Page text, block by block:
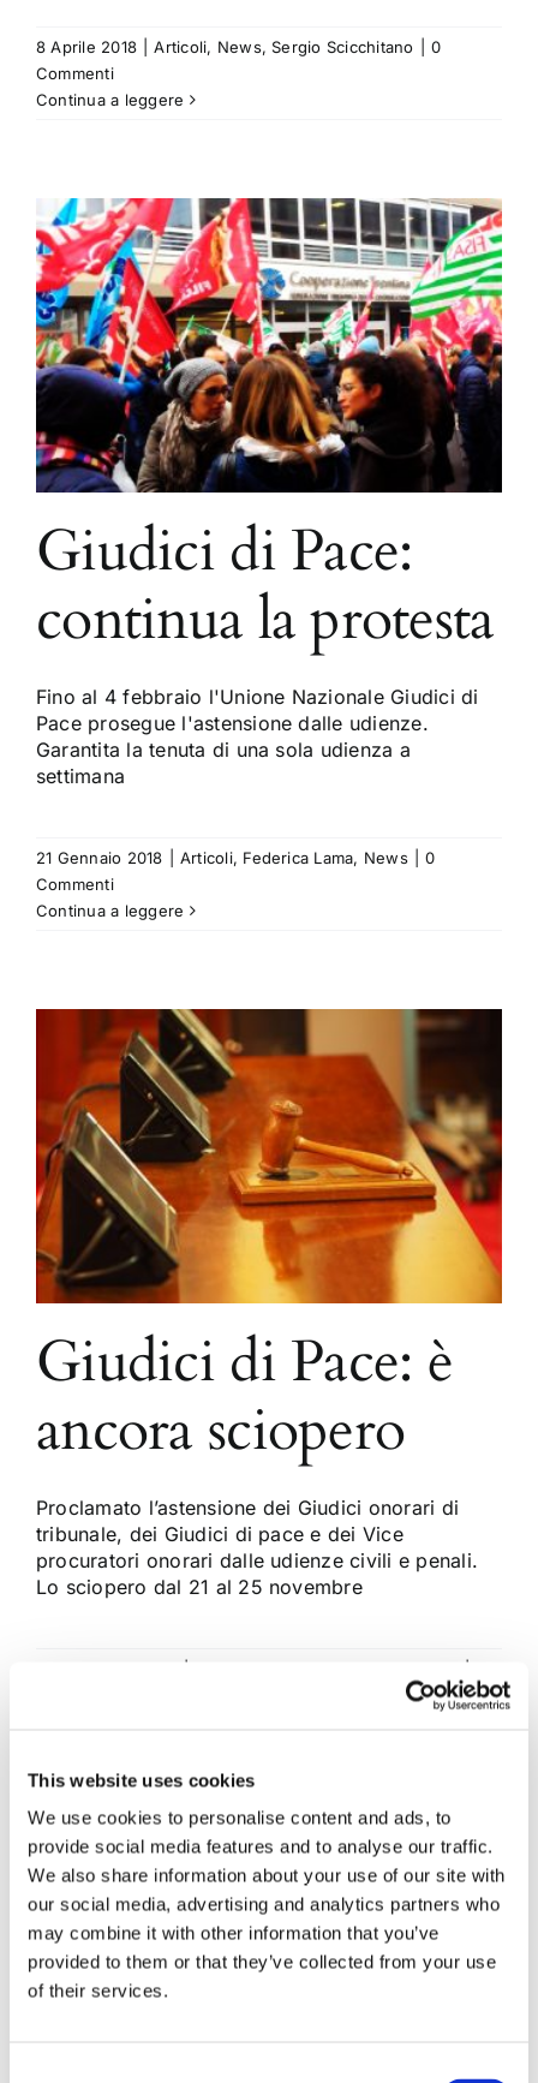
This website uses cookies
We use cookies to personalise content and ads, to
provide social media features and to analyse our traffic.
We also share information about your use of our site with
our social media, advertising and analytics partners who
may combine it with other information that you’ve
provided to them or that they’ve collected from your use
of their services.
8 Aprile 2018 Articoli, News,Sergio Scicchitano
0
Commenti
Continua a leggere
Giudici di Pace:
continua la protesta
Fino al 4 febbraio l'Unione Nazionale Giudici di
Pace prosegue l'astensione dalle udienze.
Garantita la tenuta di una sola udienza a
settimana
21 Gennaio 2018 Articoli, Federica Lama, News
0
Commenti
Continua a leggere
Giudici di Pace: è
ancora sciopero
Proclamato l’astensione dei Giudici onorari di
tribunale, dei Giudici di pace e dei Vice
procuratori onorari dalle udienze civili e penali.
Lo sciopero dal 21 al 25 novembre
| |